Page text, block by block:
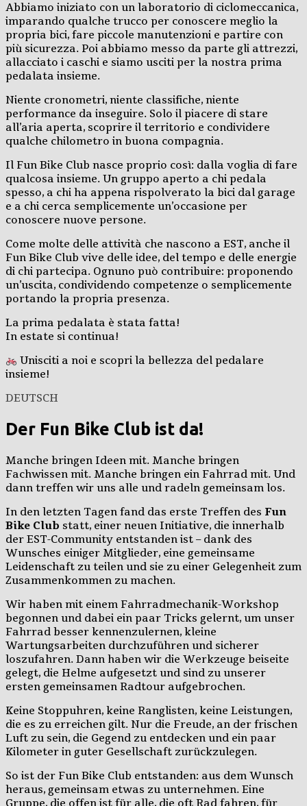
Abbiamo iniziato con un laboratorio di ciclomeccanica,
imparando qualche trucco per conoscere meglio la
propria bici, fare piccole manutenzioni e partire con
più sicurezza. Poi abbiamo messo da parte gli attrezzi,
allacciato i caschi e siamo usciti per la nostra prima
pedalata insieme.
Niente cronometri, niente classifiche, niente
performance da inseguire. Solo il piacere di stare
all’aria aperta, scoprire il territorio e condividere
qualche chilometro in buona compagnia.
Il Fun Bike Club nasce proprio così: dalla voglia di fare
qualcosa insieme. Un gruppo aperto a chi pedala
spesso, a chi ha appena rispolverato la bici dal garage
e a chi cerca semplicemente un’occasione per
conoscere nuove persone.
Come molte delle attività che nascono a EST, anche il
Fun Bike Club vive delle idee, del tempo e delle energie
di chi partecipa. Ognuno può contribuire: proponendo
un’uscita, condividendo competenze o semplicemente
portando la propria presenza.
La prima pedalata è stata fatta!
In estate si continua!
Unisciti a noi e scopri la bellezza del pedalare
insieme!
DEUTSCH
Der Fun Bike Club ist da!
Manche bringen Ideen mit. Manche bringen
Fachwissen mit. Manche bringen ein Fahrrad mit. Und
dann treffen wir uns alle und radeln gemeinsam los.
In den letzten Tagen fand das erste Treffen des Fun
Bike Club statt, einer neuen Initiative, die innerhalb
der EST-Community entstanden ist – dank des
Wunsches einiger Mitglieder, eine gemeinsame
Leidenschaft zu teilen und sie zu einer Gelegenheit zum
Zusammenkommen zu machen.
Wir haben mit einem Fahrradmechanik-Workshop
begonnen und dabei ein paar Tricks gelernt, um unser
Fahrrad besser kennenzulernen, kleine
Wartungsarbeiten durchzuführen und sicherer
loszufahren. Dann haben wir die Werkzeuge beiseite
gelegt, die Helme aufgesetzt und sind zu unserer
ersten gemeinsamen Radtour aufgebrochen.
Keine Stoppuhren, keine Ranglisten, keine Leistungen,
die es zu erreichen gilt. Nur die Freude, an der frischen
Luft zu sein, die Gegend zu entdecken und ein paar
Kilometer in guter Gesellschaft zurückzulegen.
So ist der Fun Bike Club entstanden: aus dem Wunsch
heraus, gemeinsam etwas zu unternehmen. Eine
Gruppe, die offen ist für alle, die oft Rad fahren, für